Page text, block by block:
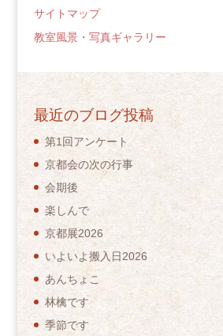
サイトマップ
教室風景・写真ギャラリー
最近のブログ投稿
第1回アンケート
京都会の次の行事
会期後
楽しんで
京都展2026
いよいよ搬入日2026
あんちょこ
林檎です
季節です